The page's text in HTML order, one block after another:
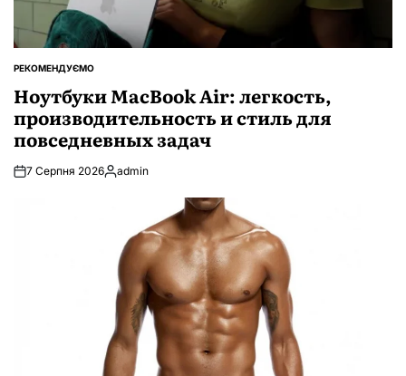
ОПУБЛІКУВАТИ
РЕКОМЕНДУЄМО
Ноутбуки MacBook Air: легкость,
производительность и стиль для
повседневных задач
7 Серпня 2026Опубліковано
admin